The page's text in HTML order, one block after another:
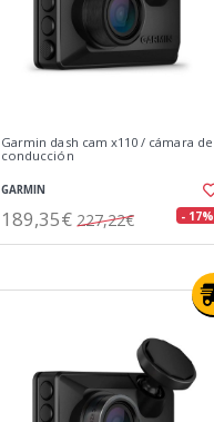
Garmin dash cam x110 / cámara de
conducción
GARMIN
189,35€ 227,22€ - 17%